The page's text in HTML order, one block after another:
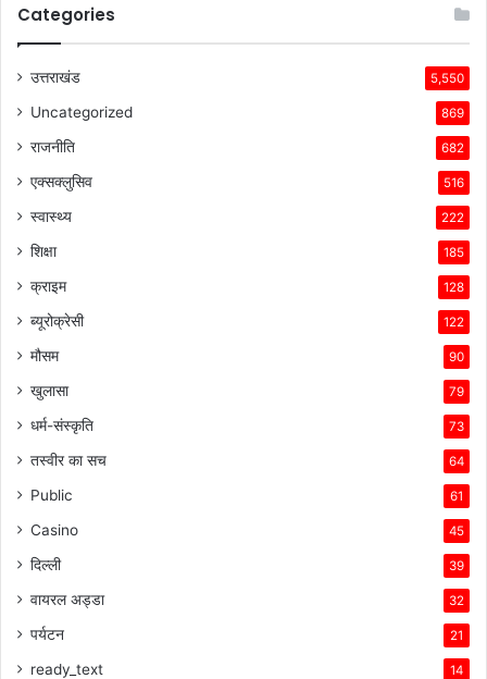
Categories
उत्तराखंड 5,550
Uncategorized 869
राजनीति 682
एक्सक्लुसिव 516
स्वास्थ्य 222
शिक्षा 185
क्राइम 128
ब्यूरोक्रेसी 122
मौसम 90
खुलासा 79
धर्म-संस्कृति 73
तस्वीर का सच 64
Public 61
Casino 45
दिल्ली 39
वायरल अड्डा 32
पर्यटन 21
ready_text 14